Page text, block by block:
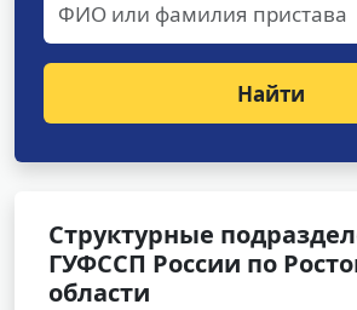
Найти
Структурные
ГУФССП России по
области